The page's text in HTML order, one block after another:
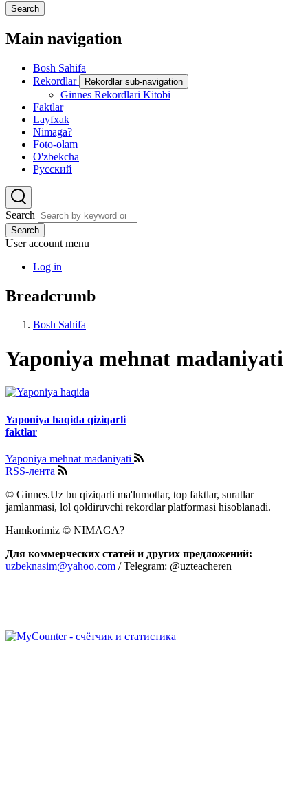
Search
Main navigation
Bosh Sahifa
Rekordlar
Rekordlar sub-navigation
Ginnes Rekordlari Kitobi
Faktlar
Layfxak
Nimaga?
Foto-olam
O'zbekcha
Русский
Search
Search
User account menu
Log in
Breadcrumb
Bosh Sahifa
Yaponiya mehnat madaniyati
Yaponiya haqida qiziqarli
faktlar
Yaponiya mehnat madaniyati
RSS-лента
© Ginnes.Uz bu qiziqarli ma'lumotlar, top faktlar, suratlar
jamlanmasi, lol qoldiruvchi rekordlar platformasi hisoblanadi.
Hamkorimiz © NIMAGA?
Для коммерческих статей и других предложений:
uzbeknasim@yahoo.com / Telegram: @uzteacheren